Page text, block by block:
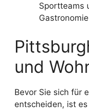
Sportteams
und
Bevor Sie sich für
entscheiden, ist